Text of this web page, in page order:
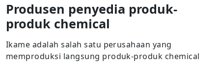
Produsen penyedia produk-
produk chemical
Ikame adalah salah satu perusahaan yang
memproduksi langsung produk-produk chemical